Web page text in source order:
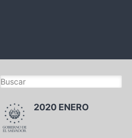
2020 ENERO